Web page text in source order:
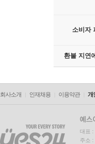
소비자
환불 지연
회사소개 인재채용 이용약관 개
대표 :
주소